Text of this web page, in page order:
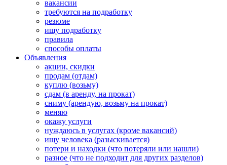
вакансии
требуются на подработку
резюме
ищу подработку
правила
способы оплаты
Объявления
акции, скидки
продам (отдам)
куплю (возьму)
сдам (в аренду, на прокат)
сниму (арендую, возьму на прокат)
меняю
окажу услуги
нуждаюсь в услугах (кроме вакансий)
ищу человека (разыскивается)
потери и находки (что потеряли или нашли)
разное (что не подходит для других разделов)